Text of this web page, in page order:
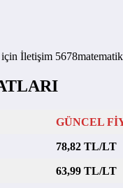
için İletişim
GÜNCEL
78,82 TL/LT
63,99 TL/LT